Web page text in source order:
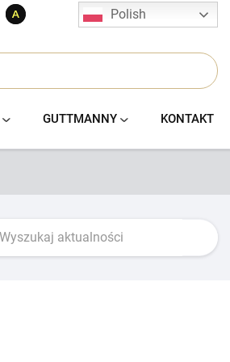
Polish
GUTTMANNY KONTAKT